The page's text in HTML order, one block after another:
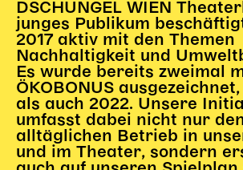
DSCHUNGEL WIEN
junges Publikum
2017 aktiv mit den Themen
Nachhaltigkeit und
Es wurde bereits zweimal
ÖKOBONUS
als auch 2022. Unsere
umfasst dabei nicht nur
alltäglichen Betrieb in
und im Theater, sondern